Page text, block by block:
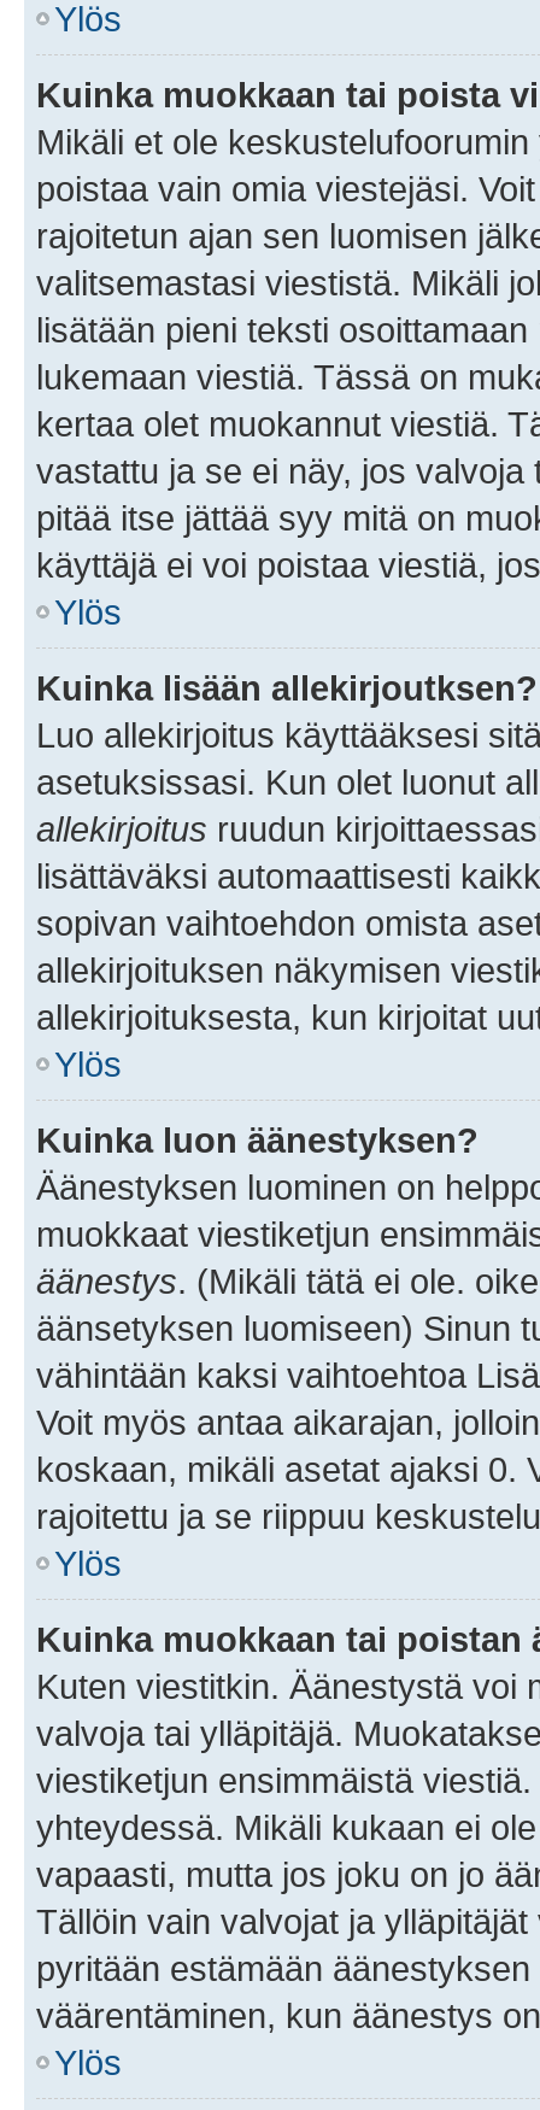
Ylös
Kuinka muokkaan tai poista
Mikäli et ole
poistaa vain omia viestejäsi.
rajoitetun ajan sen luomisen
valitsemastasi viestistä. Mikäli
lisätään pieni teksti
lukemaan viestiä. Tässä on
kertaa olet muokannut viestiä.
vastattu ja se ei näy, jos
pitää itse jättää syy mitä on
käyttäjä ei voi poistaa viestiä,
Ylös
Kuinka lisään allekirjoutksen?
Luo allekirjoitus käyttääksesi
asetuksissasi. Kun olet luonut
allekirjoitus ruudun
lisättäväksi automaattisesti
sopivan vaihtoehdon omista
allekirjoituksen näkymisen
allekirjoituksesta, kun kirjoitat
Ylös
Kuinka luon äänestyksen?
Äänestyksen luominen on
muokkaat viestiketjun
äänestys. (Mikäli tätä ei ole.
äänsetyksen luomiseen) Sinun
vähintään kaksi vaihtoehtoa
Voit myös antaa aikarajan,
koskaan, mikäli asetat ajaksi 0.
rajoitettu ja se riippuu
Ylös
Kuinka muokkaan tai poistan
Kuten viestitkin. Äänestystä voi
valvoja tai ylläpitäjä.
viestiketjun ensimmäistä
yhteydessä. Mikäli kukaan ei
vapaasti, mutta jos joku on jo
Tällöin vain valvojat ja
pyritään estämään
väärentäminen, kun äänestys
Ylös